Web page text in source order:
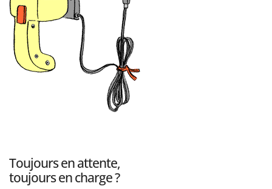
Toujours en attente,
toujours en charge ?